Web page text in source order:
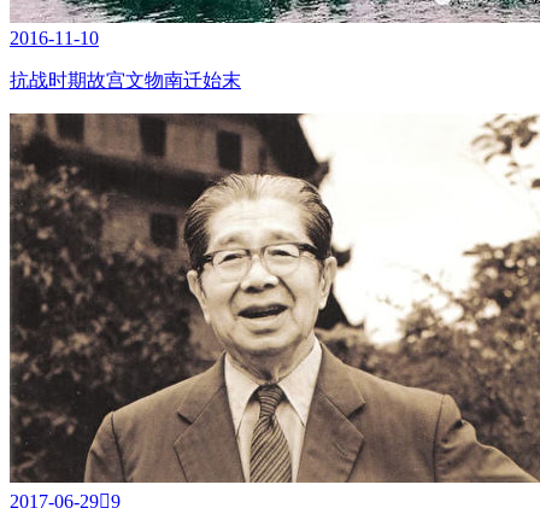
2016-11-10
抗战时期故宫文物南迁始末
2017-06-299